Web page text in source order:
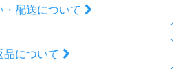
・配送について
品について